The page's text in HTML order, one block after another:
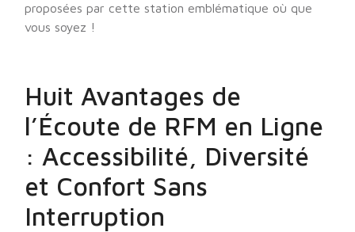
proposées par cette station emblématique où que
vous soyez !
Huit Avantages de
l’Écoute de RFM en Ligne
: Accessibilité, Diversité
et Confort Sans
Interruption